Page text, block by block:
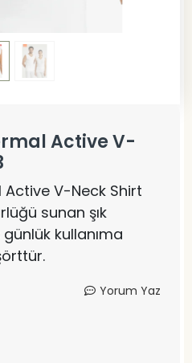
Active V-
V-Neck Shirt
sunan şık
kullanıma
Yorum Yaz